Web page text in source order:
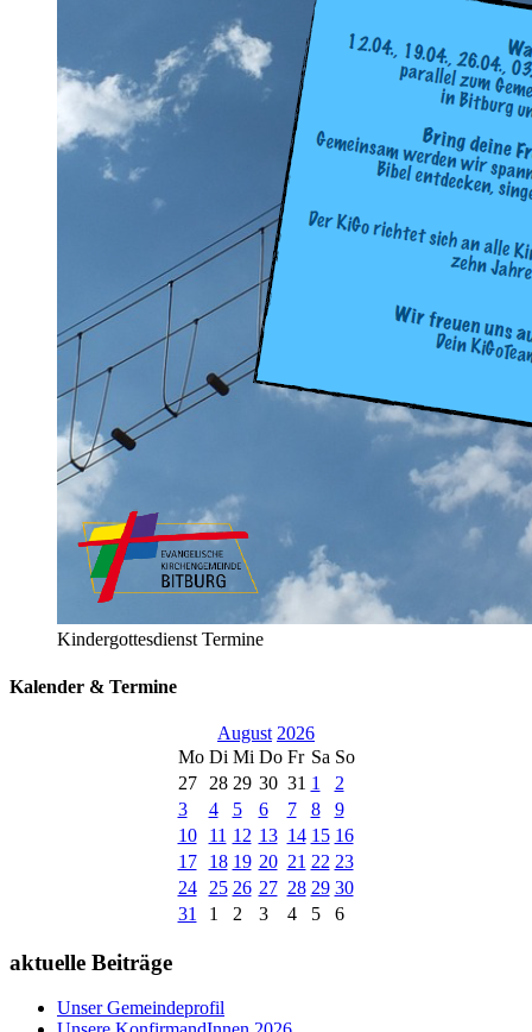
Kindergottesdienst Termine
Kalender & Termine
August 2026
Mo Di Mi Do Fr Sa So
27
28 29 30 31 1
2
3
4 5 6 7 8
9
10
11 12 13 14 15 16
17
18 19 20 21 22 23
24
25 26 27 28 29 30
31
1 2 3 4 5 6
aktuelle Beiträge
Unser Gemeindeprofil